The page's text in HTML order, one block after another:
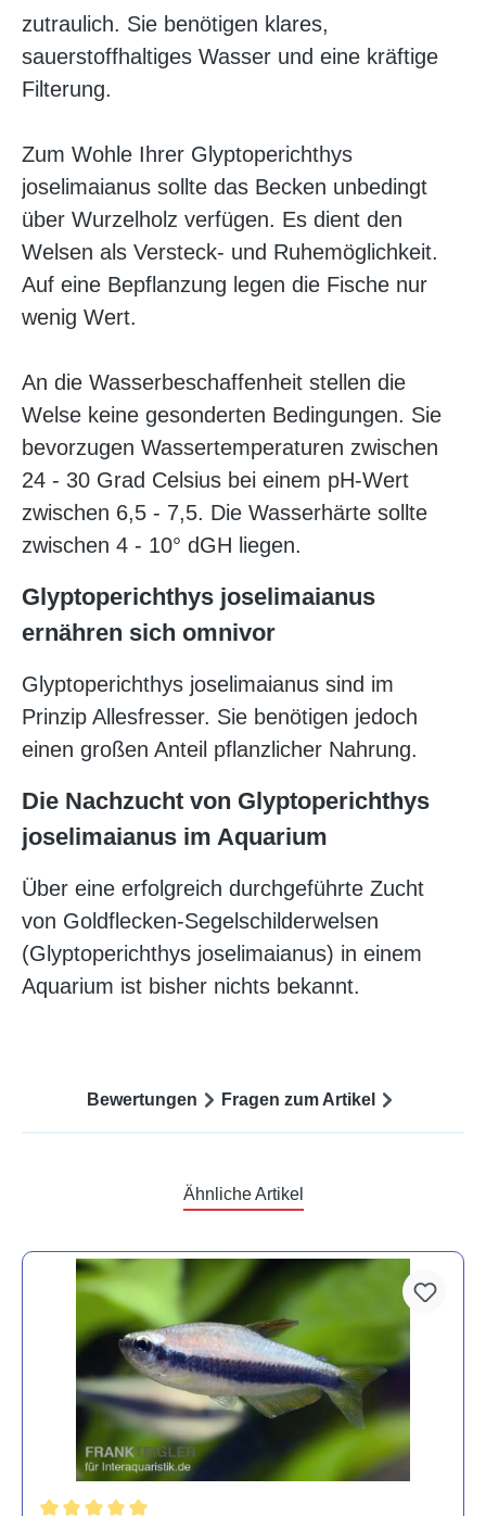
zutraulich. Sie benötigen klares,
sauerstoffhaltiges Wasser und eine kräftige
Filterung.
Zum Wohle Ihrer Glyptoperichthys
joselimaianus sollte das Becken unbedingt
über Wurzelholz verfügen. Es dient den
Welsen als Versteck- und Ruhemöglichkeit.
Auf eine Bepflanzung legen die Fische nur
wenig Wert.
An die Wasserbeschaffenheit stellen die
Welse keine gesonderten Bedingungen. Sie
bevorzugen Wassertemperaturen zwischen
24 - 30 Grad Celsius bei einem pH-Wert
zwischen 6,5 - 7,5. Die Wasserhärte sollte
zwischen 4 - 10° dGH liegen.
Glyptoperichthys joselimaianus
ernähren sich omnivor
Glyptoperichthys joselimaianus sind im
Prinzip Allesfresser. Sie benötigen jedoch
einen großen Anteil pflanzlicher Nahrung.
Die Nachzucht von Glyptoperichthys
joselimaianus im Aquarium
Über eine erfolgreich durchgeführte Zucht
von Goldflecken-Segelschilderwelsen
(Glyptoperichthys joselimaianus) in einem
Aquarium ist bisher nichts bekannt.
Bewertungen Fragen zum Artikel
Ähnliche Artikel